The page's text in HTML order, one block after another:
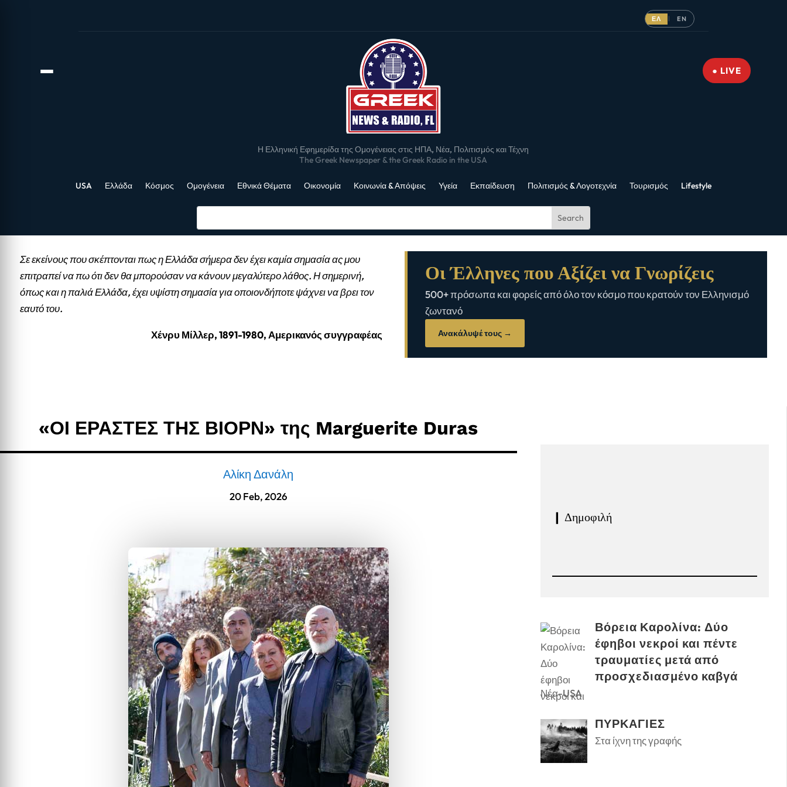
ΕΛ | EN
Η Ελληνική Εφημερίδα της Ομογένειας στις ΗΠΑ, Νέα, Πολιτισμός και Τέχνη
The Greek Newspaper & the Greek Radio in the USA
● LIVE
USA Ελλάδα Κόσμος Ομογένεια Εθνικά Θέματα Οικονομία Κοινωνία & Απόψεις Υγεία Εκπαίδευση Πολιτισμός & Λογοτεχνία Τουρισμός Lifestyle
Σε εκείνους που σκέπτονται πως η Ελλάδα σήμερα δεν έχει καμία σημασία ας μου
επιτραπεί να πω ότι δεν θα μπορούσαν να κάνουν μεγαλύτερο λάθος. Η σημερινή,
όπως και η παλιά Ελλάδα, έχει υψίστη σημασία για οποιονδήποτε ψάχνει να βρει τον
εαυτό του.
Χένρυ Μίλλερ, 1891-1980, Αμερικανός συγγραφέας
Οι Έλληνες που Αξίζει να Γνωρίζεις
500+ πρόσωπα και φορείς από όλο τον κόσμο που κρατούν τον Ελληνισμό
ζωντανό
Ανακάλυψέ τους →
«ΟΙ ΕΡΑΣΤΕΣ ΤΗΣ ΒΙΟΡΝ» της Marguerite Duras
Αλίκη Δανάλη
20 Feb, 2026
❙ Δημοφιλή
Βόρεια Καρολίνα: Δύο
έφηβοι νεκροί και πέντε
τραυματίες μετά από
προσχεδιασμένο καβγά
Νέα-USA
ΠΥΡΚΑΓΙΕΣ
Στα ίχνη της γραφής